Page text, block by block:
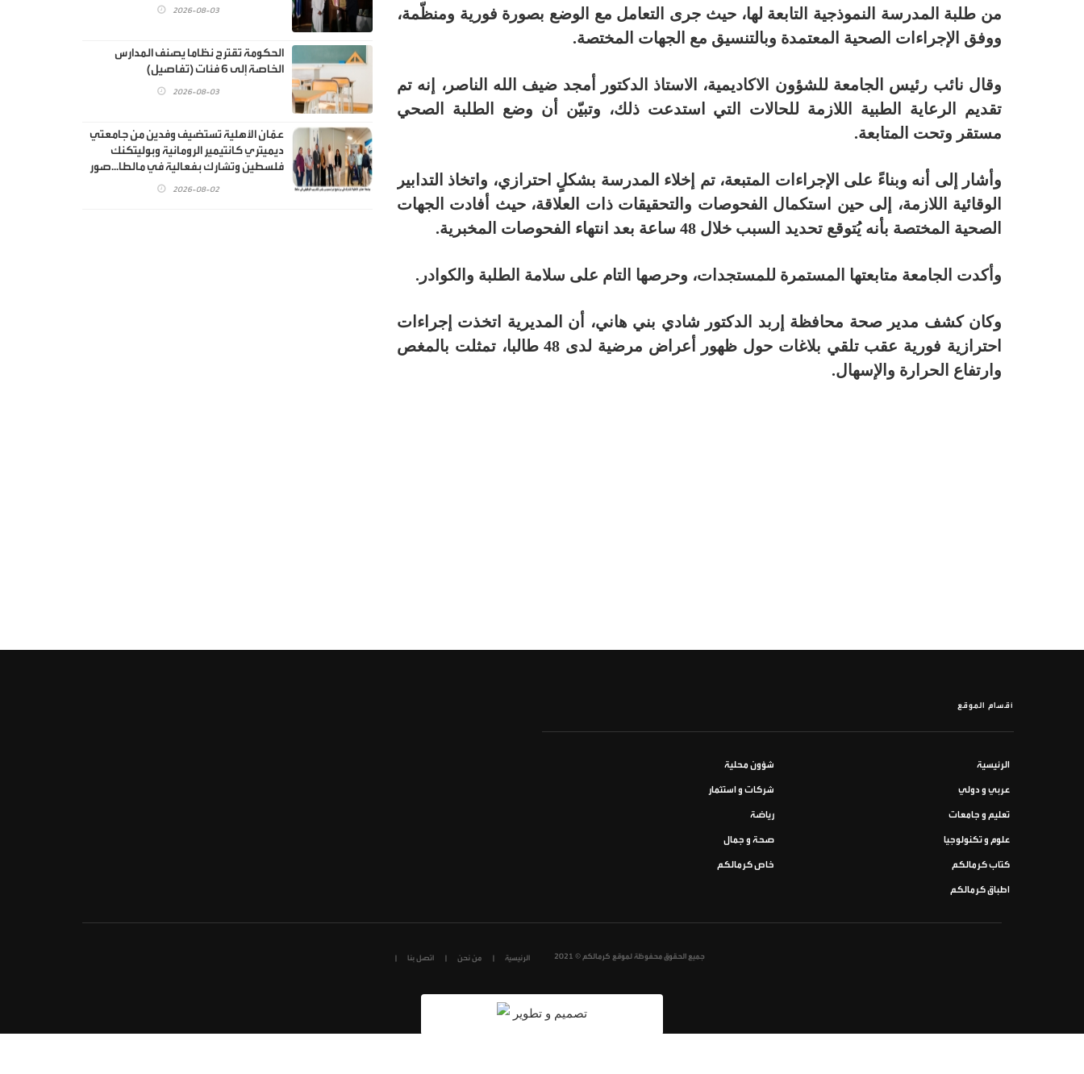
من طلبة المدرسة النموذجية التابعة لها، حيث جرى التعامل مع الوضع بصورة فورية ومنظّمة،
ووفق الإجراءات الصحية المعتمدة وبالتنسيق مع الجهات المختصة.
وقال نائب رئيس الجامعة للشؤون الاكاديمية، الاستاذ الدكتور أمجد ضيف الله الناصر، إنه تم
تقديم الرعاية الطبية اللازمة للحالات التي استدعت ذلك، وتبيّن أن وضع الطلبة الصحي
مستقر وتحت المتابعة.
وأشار إلى أنه وبناءً على الإجراءات المتبعة، تم إخلاء المدرسة بشكلٍ احترازي، واتخاذ التدابير
الوقائية اللازمة، إلى حين استكمال الفحوصات والتحقيقات ذات العلاقة، حيث أفادت الجهات
الصحية المختصة بأنه يُتوقع تحديد السبب خلال 48 ساعة بعد انتهاء الفحوصات المخبرية.
وأكدت الجامعة متابعتها المستمرة للمستجدات، وحرصها التام على سلامة الطلبة والكوادر.
وكان كشف مدير صحة محافظة إربد الدكتور شادي بني هاني، أن المديرية اتخذت إجراءات
احترازية فورية عقب تلقي بلاغات حول ظهور أعراض مرضية لدى 48 طالبا، تمثلت بالمغص
وارتفاع الحرارة والإسهال.
2026-08-03
الحكومة تقترح نظاما يصنف المدارس
الخاصة إلى 6 فئات (تفاصيل)
2026-08-03
عمّان الأهلية تستضيف وفدين من جامعتي
ديميتري كانتيمير الرومانية وبوليتكنك
فلسطين وتشارك بفعالية في مالطا...صور
2026-08-02
أقسام الموقع
الرئيسية شؤون محلية
عربي و دولي شركات و استثمار
تعليم و جامعات رياضة
علوم و تكنولوجيا صحة و جمال
كتاب كرمالكم خاص كرمالكم
اطباق كرمالكم
جميع الحقوق محفوظة لموقع كرمالكم © 2021 اتصل بنا من نحن الرئيسية
تصميم و تطوير